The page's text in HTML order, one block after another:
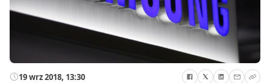
19 wrz 2018, 13:30